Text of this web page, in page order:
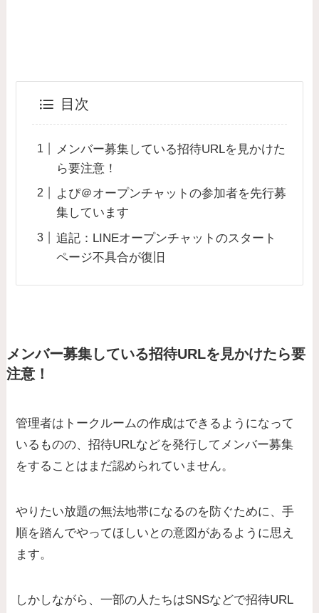
目次
メンバー募集している招待URLを見かけた
ら要注意！
よぴ＠オープンチャットの参加者を先行募
集しています
追記：LINEオープンチャットのスタート
ページ不具合が復旧
メンバー募集している招待URLを見かけたら要
注意！
管理者はトークルームの作成はできるようになって
いるものの、招待URLなどを発行してメンバー募集
をすることはまだ認められていません。
やりたい放題の無法地帯になるのを防ぐために、手
順を踏んでやってほしいとの意図があるように思え
ます。
しかしながら、一部の人たちはSNSなどで招待URL